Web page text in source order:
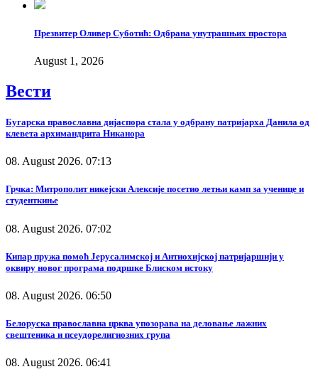
Презвитер Оливер Суботић: Одбрана унутрашњих простора
August 1, 2026
Вести
Бугарска православна дијаспора стала у одбрану патријарха Данила од
клевета архимандрита Никанора
08. August 2026. 07:13
Грчка: Митрополит никејски Алексије посетио летњи камп за ученице и
студенткиње
08. August 2026. 07:02
Кипар пружа помоћ Јерусалимској и Антиохијској патријаршији у
оквиру новог програма подршке Блиском истоку
08. August 2026. 06:50
Белоруска православна црква упозорава на деловање лажних
свештеника и псеудорелигиозних група
08. August 2026. 06:41